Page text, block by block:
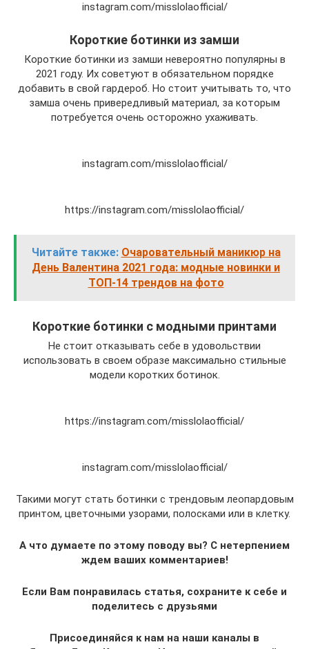
instagram.com/misslolaofficial/
Короткие ботинки из замши
Короткие ботинки из замши невероятно популярны в
2021 году. Их советуют в обязательном порядке
добавить в свой гардероб. Но стоит учитывать то, что
замша очень привередливый материал, за которым
потребуется очень осторожно ухаживать.
instagram.com/misslolaofficial/
https://instagram.com/misslolaofficial/
Читайте также: Очаровательный маникюр на
День Валентина 2021 года: модные новинки и
ТОП-14 трендов на фото
Короткие ботинки с модными принтами
Не стоит отказывать себе в удовольствии
использовать в своем образе максимально стильные
модели коротких ботинок.
https://instagram.com/misslolaofficial/
instagram.com/misslolaofficial/
Такими могут стать ботинки с трендовым леопардовым
принтом, цветочными узорами, полосками или в клетку.
А что думаете по этому поводу вы? С нетерпением
ждем ваших комментариев!
Если Вам понравилась статья, сохраните к себе и
поделитесь с друзьями
Присоединяйся к нам на наши каналы в